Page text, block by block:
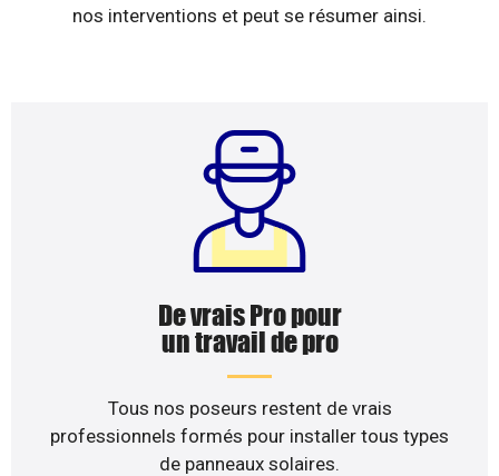
nos interventions et peut se résumer ainsi.
De vrais Pro pour
un travail de pro
Tous nos poseurs restent de vrais
professionnels formés pour installer tous types
de panneaux solaires.